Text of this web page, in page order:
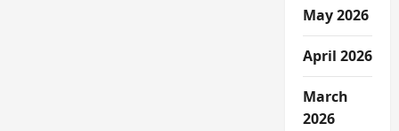
May 2026
April 2026
March
2026